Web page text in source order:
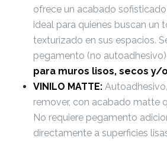
ofrece un acabado
ideal para quienes buscan un
texturizado en sus espacios.
pegamento (no
para muros lisos, secos y/
VINILO MATTE:
remover, con acabado matte
No requiere pegamento
directamente a superficies